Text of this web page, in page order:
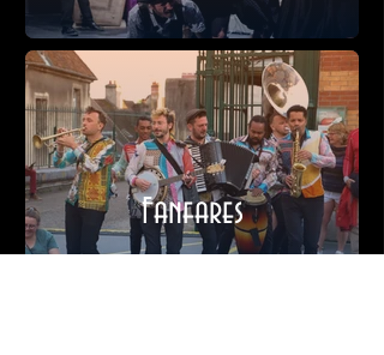
Fanfares